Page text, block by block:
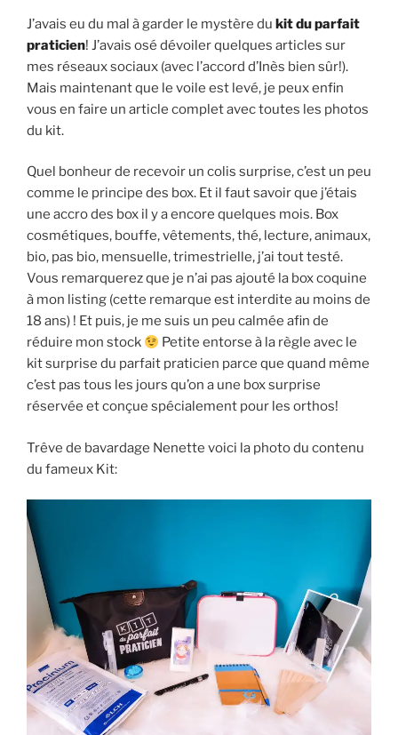
J’avais eu du mal à garder le mystère du kit du parfait
praticien! J’avais osé dévoiler quelques articles sur
mes réseaux sociaux (avec l’accord d’Inès bien sûr!).
Mais maintenant que le voile est levé, je peux enfin
vous en faire un article complet avec toutes les photos
du kit.
Quel bonheur de recevoir un colis surprise, c’est un peu
comme le principe des box. Et il faut savoir que j’étais
une accro des box il y a encore quelques mois. Box
cosmétiques, bouffe, vêtements, thé, lecture, animaux,
bio, pas bio, mensuelle, trimestrielle, j’ai tout testé.
Vous remarquerez que je n’ai pas ajouté la box coquine
à mon listing (cette remarque est interdite au moins de
18 ans) ! Et puis, je me suis un peu calmée afin de
réduire mon stock
Petite entorse à la règle avec le
kit surprise du parfait praticien parce que quand même
c’est pas tous les jours qu’on a une box surprise
réservée et conçue spécialement pour les orthos!
Trêve de bavardage Nenette voici la photo du contenu
du fameux Kit: